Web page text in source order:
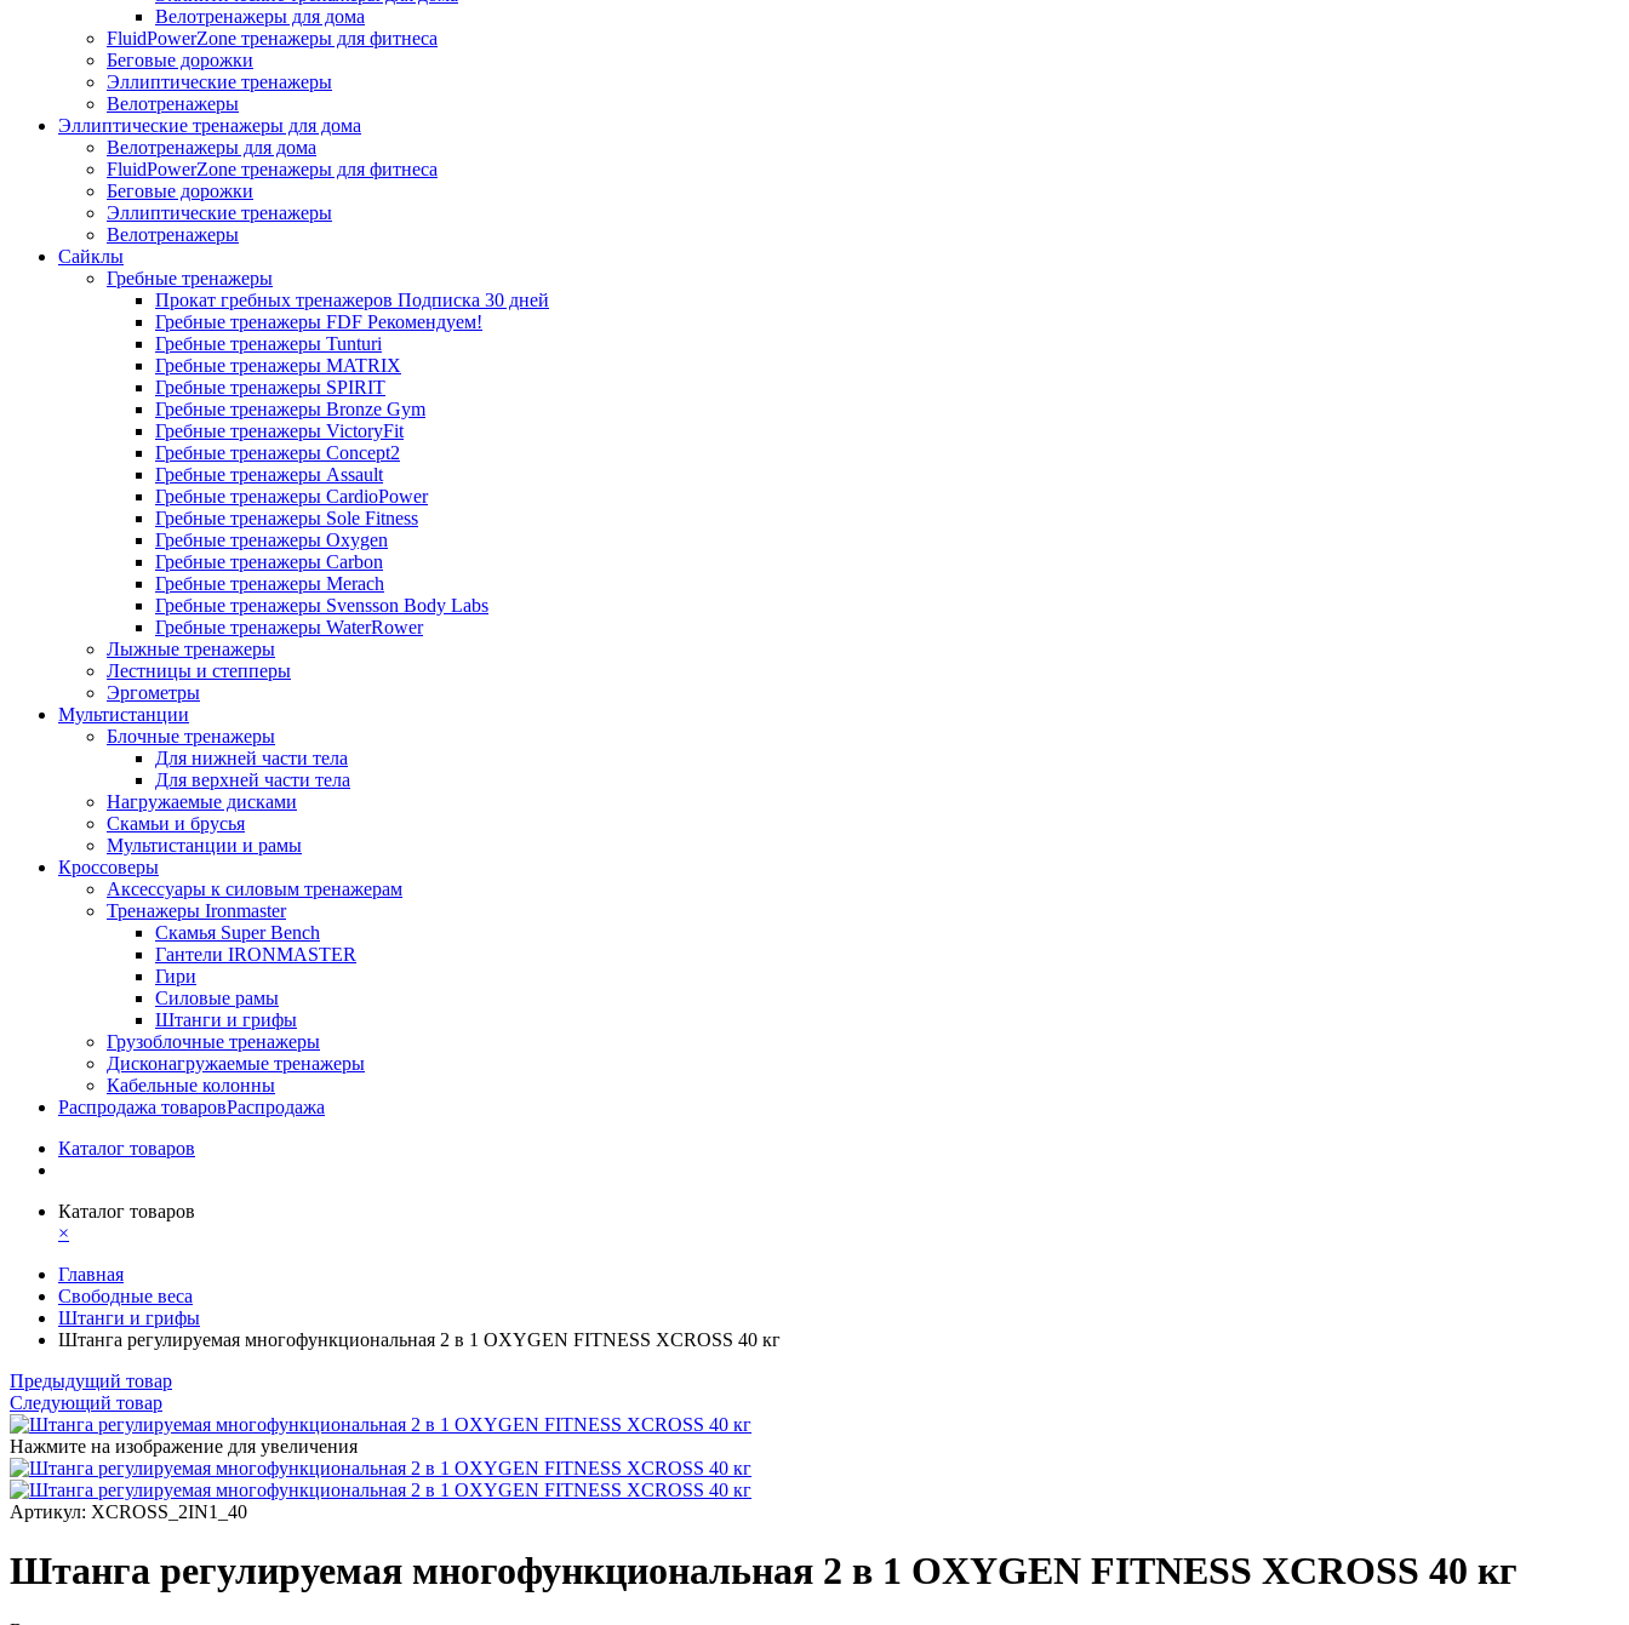
Велотренажеры для дома
FluidPowerZone тренажеры для фитнеса
Беговые дорожки
Эллиптические тренажеры
Велотренажеры
Эллиптические тренажеры для дома
Велотренажеры для дома
FluidPowerZone тренажеры для фитнеса
Беговые дорожки
Эллиптические тренажеры
Велотренажеры
Сайклы
Гребные тренажеры
Прокат гребных тренажеров Подписка 30 дней
Гребные тренажеры FDF Рекомендуем!
Гребные тренажеры Tunturi
Гребные тренажеры MATRIX
Гребные тренажеры SPIRIT
Гребные тренажеры Bronze Gym
Гребные тренажеры VictoryFit
Гребные тренажеры Concept2
Гребные тренажеры Assault
Гребные тренажеры CardioPower
Гребные тренажеры Sole Fitness
Гребные тренажеры Oxygen
Гребные тренажеры Carbon
Гребные тренажеры Merach
Гребные тренажеры Svensson Body Labs
Гребные тренажеры WaterRower
Лыжные тренажеры
Лестницы и степперы
Эргометры
Мультистанции
Блочные тренажеры
Для нижней части тела
Для верхней части тела
Нагружаемые дисками
Скамьи и брусья
Мультистанции и рамы
Кроссоверы
Аксессуары к силовым тренажерам
Тренажеры Ironmaster
Скамья Super Bench
Гантели IRONMASTER
Гири
Силовые рамы
Штанги и грифы
Грузоблочные тренажеры
Дисконагружаемые тренажеры
Кабельные колонны
Распродажа товаровРаспродажа
Каталог товаров
Каталог товаров
×
Главная
Свободные веса
Штанги и грифы
Штанга регулируемая многофункциональная 2 в 1 OXYGEN FITNESS XCROSS 40 кг
Предыдущий товар
Следующий товар
Нажмите на изображение для увеличения
Артикул: XCROSS_2IN1_40
Штанга регулируемая многофункциональная 2 в 1 OXYGEN FITNESS XCROSS 40 кг